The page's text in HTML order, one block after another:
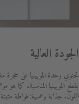
الجودة العالية
تحتوي وحدة الموبيليا على
بقطع الموبيليا المناسبة، كما
اللون. جذابة وعملية: فواطة